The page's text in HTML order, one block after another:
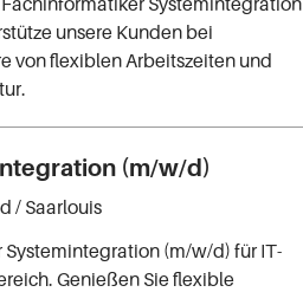
unsere Kunden bei
von flexiblen Arbeitszeiten und
(m/w/d)
/ Saarlouis
(m/w/d) für IT-
Genießen Sie flexible